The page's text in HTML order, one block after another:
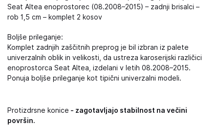
Seat Altea enoprostorec (08.2008–2015) – zadnji brisalci –
rob 1,5 cm – komplet 2 kosov
Boljše prileganje:
Komplet zadnjih zaščitnih preprog je bil izbran iz palete
univerzalnih oblik in velikosti, da ustreza karoserijski različici
enoprostorca Seat Altea, izdelani v letih 08.2008–2015.
Ponuja boljše prileganje kot tipični univerzalni modeli.
Protizdrsne konice - zagotavljajo stabilnost na večini
površin.